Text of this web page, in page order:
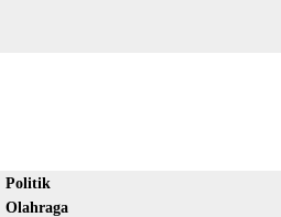
Politik
Olahraga